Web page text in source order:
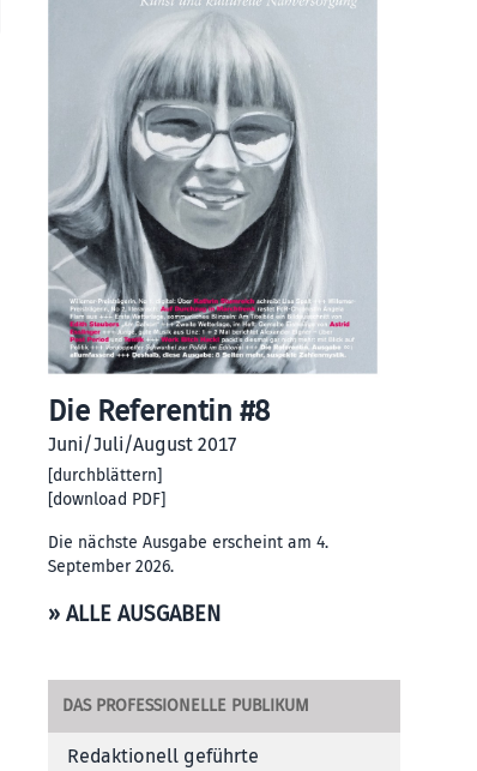
Die Referentin #8
Juni/Juli/August 2017
[durchblättern]
[download PDF]
Die nächste Ausgabe erscheint am 4.
September 2026.
» ALLE AUSGABEN
DAS PROFESSIONELLE PUBLIKUM
Redaktionell geführte